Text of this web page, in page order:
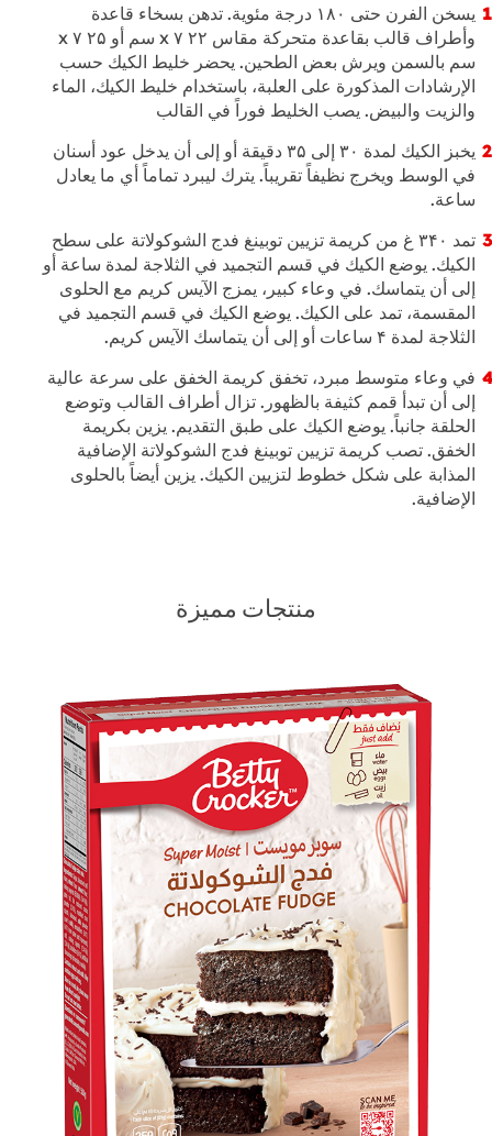
يسخن الفرن حتى ۱۸۰ درجة مئوية. تدهن بسخاء قاعدة
وأطراف قالب بقاعدة متحركة مقاس ۲۲ x ۷ سم أو ۲۵ x ۷
سم بالسمن ويرش بعض الطحين. يحضر خليط الكيك حسب
الإرشادات المذكورة على العلبة، باستخدام خليط الكيك، الماء
والزيت والبيض. يصب الخليط فوراً في القالب
يخبز الكيك لمدة ۳۰ إلى ۳۵ دقيقة أو إلى أن يدخل عود أسنان
في الوسط ويخرج نظيفاً تقريباً. يترك ليبرد تماماً أي ما يعادل
ساعة.
تمد ۳۴۰ غ من كريمة تزيين توبينغ فدج الشوكولاتة على سطح
الكيك. يوضع الكيك في قسم التجميد في الثلاجة لمدة ساعة أو
إلى أن يتماسك. في وعاء كبير، يمزج الآيس كريم مع الحلوى
المقسمة، تمد على الكيك. يوضع الكيك في قسم التجميد في
الثلاجة لمدة ۴ ساعات أو إلى أن يتماسك الآيس كريم.
في وعاء متوسط مبرد، تخفق كريمة الخفق على سرعة عالية
إلى أن تبدأ قمم كثيفة بالظهور. تزال أطراف القالب وتوضع
الحلقة جانباً. يوضع الكيك على طبق التقديم. يزين بكريمة
الخفق. تصب كريمة تزيين توبينغ فدج الشوكولاتة الإضافية
المذابة على شكل خطوط لتزيين الكيك. يزين أيضاً بالحلوى
الإضافية.
منتجات مميزة